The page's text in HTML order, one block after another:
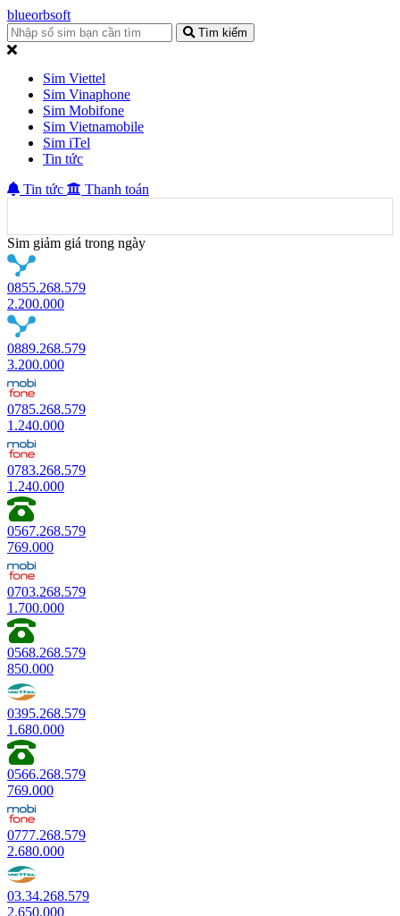
blueorbsoft
Tìm kiếm
Sim Viettel
Sim Vinaphone
Sim Mobifone
Sim Vietnamobile
Sim iTel
Tin tức
Tin tức
Thanh toán
Sim giảm giá trong ngày
0855.268.579
2.200.000
0889.268.579
3.200.000
0785.268.579
1.240.000
0783.268.579
1.240.000
0567.268.579
769.000
0703.268.579
1.700.000
0568.268.579
850.000
0395.268.579
1.680.000
0566.268.579
769.000
0777.268.579
2.680.000
03.34.268.579
2.650.000